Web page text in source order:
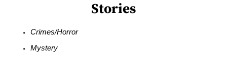
Stories
Crimes/Horror
Mystery